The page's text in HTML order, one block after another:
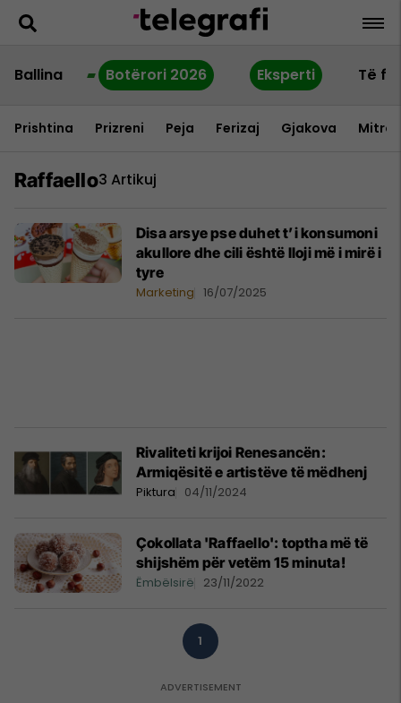
Ballina Botërori 2026 Eksperti Të
Prishtina Prizreni Peja Ferizaj Gjakova
Raffaello3 Artikuj
Disa arsye pse duhet t’i konsumoni
akullore dhe cili është lloji më i mirë i
tyre
Marketing 16/07/2025
Rivaliteti krijoi Renesancën:
Armiqësitë e artistëve të mëdhenj
Piktura 04/11/2024
Çokollata 'Raffaello': toptha më të
shijshëm për vetëm 15 minuta!
Ëmbëlsirë 23/11/2022
1